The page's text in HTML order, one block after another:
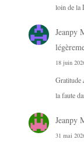
loin de la
Jeanpy
18 juin
Gratitude
la faute
Jeanpy
31 mai